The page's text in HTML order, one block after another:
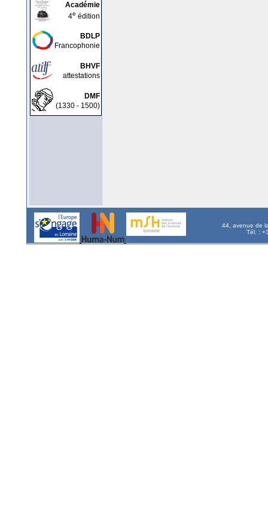
Académie
4e édition
BDLP
Francophonie
BHVF
attestations
DMF
(1330 - 1500)
44, avenue de
Tél. :